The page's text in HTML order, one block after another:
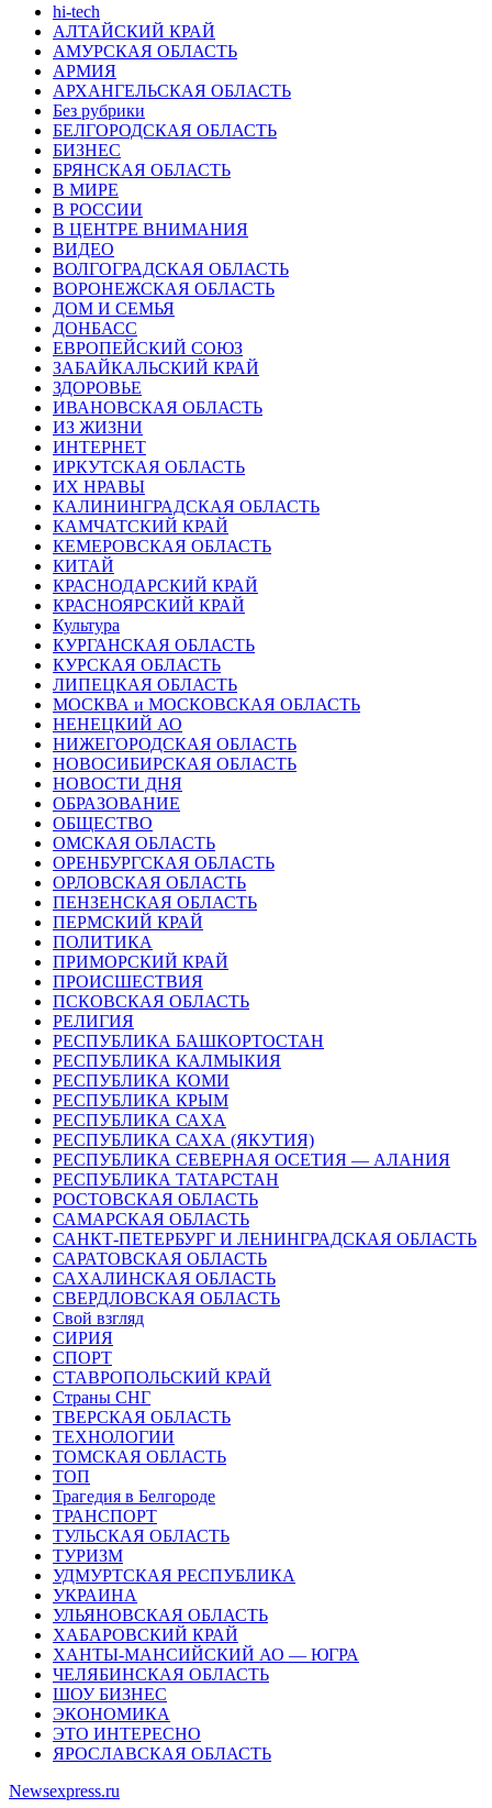
hi-tech
АЛТАЙСКИЙ КРАЙ
АМУРСКАЯ ОБЛАСТЬ
АРМИЯ
АРХАНГЕЛЬСКАЯ ОБЛАСТЬ
Без рубрики
БЕЛГОРОДСКАЯ ОБЛАСТЬ
БИЗНЕС
БРЯНСКАЯ ОБЛАСТЬ
В МИРЕ
В РОССИИ
В ЦЕНТРЕ ВНИМАНИЯ
ВИДЕО
ВОЛГОГРАДСКАЯ ОБЛАСТЬ
ВОРОНЕЖСКАЯ ОБЛАСТЬ
ДОМ И СЕМЬЯ
ДОНБАСС
ЕВРОПЕЙСКИЙ СОЮЗ
ЗАБАЙКАЛЬСКИЙ КРАЙ
ЗДОРОВЬЕ
ИВАНОВСКАЯ ОБЛАСТЬ
ИЗ ЖИЗНИ
ИНТЕРНЕТ
ИРКУТСКАЯ ОБЛАСТЬ
ИХ НРАВЫ
КАЛИНИНГРАДCКАЯ ОБЛАСТЬ
КАМЧАТСКИЙ КРАЙ
КЕМЕРОВСКАЯ ОБЛАСТЬ
КИТАЙ
КРАСНОДАРСКИЙ КРАЙ
КРАСНОЯРСКИЙ КРАЙ
Культура
КУРГАНСКАЯ ОБЛАСТЬ
КУРСКАЯ ОБЛАСТЬ
ЛИПЕЦКАЯ ОБЛАСТЬ
МОСКВА и МОСКОВСКАЯ ОБЛАСТЬ
НЕНЕЦКИЙ АО
НИЖЕГОРОДСКАЯ ОБЛАСТЬ
НОВОСИБИРСКАЯ ОБЛАСТЬ
НОВОСТИ ДНЯ
ОБРАЗОВАНИЕ
ОБЩЕСТВО
ОМСКАЯ ОБЛАСТЬ
ОРЕНБУРГСКАЯ ОБЛАСТЬ
ОРЛОВСКАЯ ОБЛАСТЬ
ПЕНЗЕНСКАЯ ОБЛАСТЬ
ПЕРМСКИЙ КРАЙ
ПОЛИТИКА
ПРИМОРСКИЙ КРАЙ
ПРОИСШЕСТВИЯ
ПСКОВСКАЯ ОБЛАСТЬ
РЕЛИГИЯ
РЕСПУБЛИКА БАШКОРТОСТАН
РЕСПУБЛИКА КАЛМЫКИЯ
РЕСПУБЛИКА КОМИ
РЕСПУБЛИКА КРЫМ
РЕСПУБЛИКА САХА
РЕСПУБЛИКА САХА (ЯКУТИЯ)
РЕСПУБЛИКА СЕВЕРНАЯ ОСЕТИЯ — АЛАНИЯ
РЕСПУБЛИКА ТАТАРСТАН
РОСТОВСКАЯ ОБЛАСТЬ
САМАРСКАЯ ОБЛАСТЬ
САНКТ-ПЕТЕРБУРГ И ЛЕНИНГРАДСКАЯ ОБЛАСТЬ
САРАТОВСКАЯ ОБЛАСТЬ
САХАЛИНСКАЯ ОБЛАСТЬ
СВЕРДЛОВСКАЯ ОБЛАСТЬ
Свой взгляд
СИРИЯ
СПОРТ
СТАВРОПОЛЬСКИЙ КРАЙ
Страны СНГ
ТВЕРСКАЯ ОБЛАСТЬ
ТЕХНОЛОГИИ
ТОМСКАЯ ОБЛАСТЬ
ТОП
Трагедия в Белгороде
ТРАНСПОРТ
ТУЛЬСКАЯ ОБЛАСТЬ
ТУРИЗМ
УДМУРТСКАЯ РЕСПУБЛИКА
УКРАИНА
УЛЬЯНОВСКАЯ ОБЛАСТЬ
ХАБАРОВСКИЙ КРАЙ
ХАНТЫ-МАНСИЙСКИЙ АО — ЮГРА
ЧЕЛЯБИНСКАЯ ОБЛАСТЬ
ШОУ БИЗНЕС
ЭКОНОМИКА
ЭТО ИНТЕРЕСНО
ЯРОСЛАВСКАЯ ОБЛАСТЬ
Newsexpress.ru